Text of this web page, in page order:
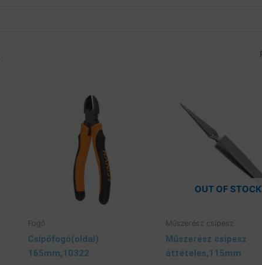
Fogó
Csípőfogó(oldal)
165mm,10322
OUT OF STOCK
Műszerész csipesz
Műszerész csipesz
áttételes,115mm